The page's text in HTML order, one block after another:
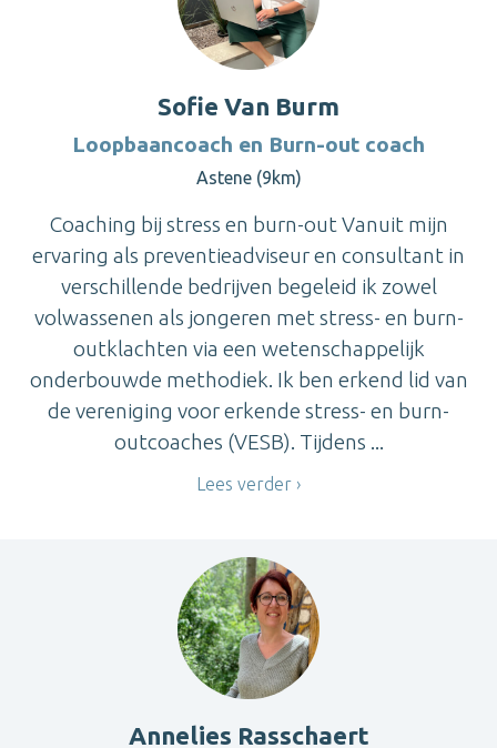
Sofie Van Burm
Loopbaancoach en Burn-out coach
Astene (9km)
Coaching bij stress en burn-out Vanuit mijn
ervaring als preventieadviseur en consultant in
verschillende bedrijven begeleid ik zowel
volwassenen als jongeren met stress- en burn-
outklachten via een wetenschappelijk
onderbouwde methodiek. Ik ben erkend lid van
de vereniging voor erkende stress- en burn-
outcoaches (VESB). Tijdens ...
Lees verder
Annelies Rasschaert